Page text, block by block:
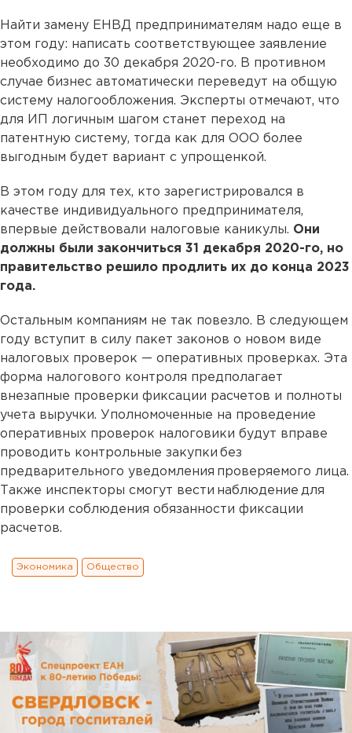
Найти замену ЕНВД предпринимателям надо еще в
этом году: написать соответствующее заявление
необходимо до 30 декабря 2020­-го. В противном
случае бизнес автоматически переведут на общую
систему налогообложения. Эксперты отмечают, что
для ИП логичным шагом станет переход на
патентную систему, тогда как для ООО более
выгодным будет вариант с упрощенкой.
В этом году для тех, кто зарегистрировался в
качестве индивидуального предпринимателя,
впервые действовали налоговые каникулы. Они
должны были закончиться 31 декабря 2020-го, но
правительство решило продлить их до конца 2023
года.
Остальным компаниям не так повезло. В следующем
году вступит в силу пакет законов о новом виде
налоговых проверок — оперативных проверках. Эта
форма налогового контроля предполагает
внезапные проверки фиксации расчетов и полноты
учета выручки. Уполномоченные на проведение
оперативных проверок налоговики будут вправе
проводить контрольные закупки без
предварительного уведомления проверяемого лица.
Также инспекторы смогут вести наблюдение для
проверки соблюдения обязанности фиксации
расчетов.
Экономика Общество